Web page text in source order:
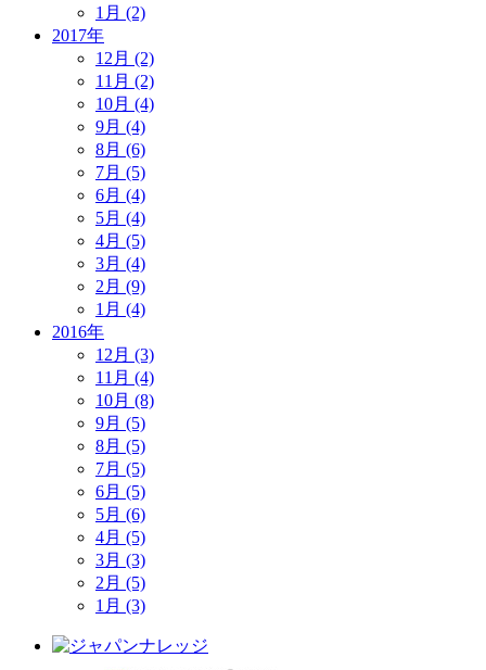
1月 (2)
2017年
12月 (2)
11月 (2)
10月 (4)
9月 (4)
8月 (6)
7月 (5)
6月 (4)
5月 (4)
4月 (5)
3月 (4)
2月 (9)
1月 (4)
2016年
12月 (3)
11月 (4)
10月 (8)
9月 (5)
8月 (5)
7月 (5)
6月 (5)
5月 (6)
4月 (5)
3月 (3)
2月 (5)
1月 (3)